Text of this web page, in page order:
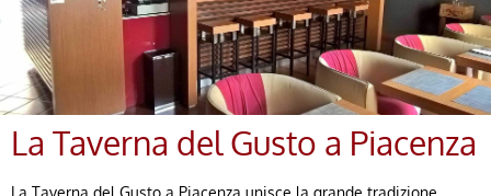
La Taverna del Gusto a Piacenza
La Taverna del Gusto a Piacenza unisce la grande tradizione